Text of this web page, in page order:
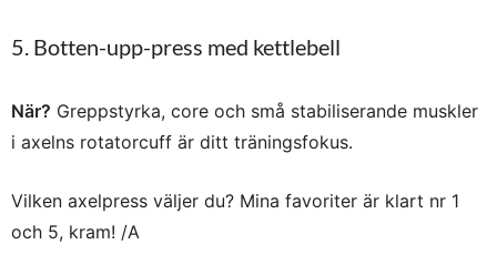
5. Botten-upp-press med kettlebell
När? Greppstyrka, core och små stabiliserande muskler
i axelns rotatorcuff är ditt träningsfokus.
Vilken axelpress väljer du? Mina favoriter är klart nr 1
och 5, kram! /A